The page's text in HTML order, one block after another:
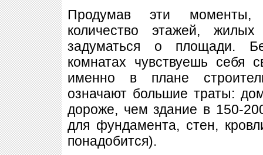
Продумав эти моменты,
количество этажей,
задуматься о площади.
комнатах чувствуешь себя
именно в плане
означают большие траты:
дороже, чем здание в 150-
для фундамента, стен,
понадобится).